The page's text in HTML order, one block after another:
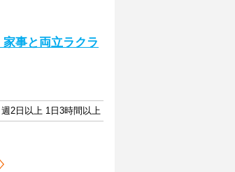
家事と両立ラクラ
週2日以上 1日3時間以上